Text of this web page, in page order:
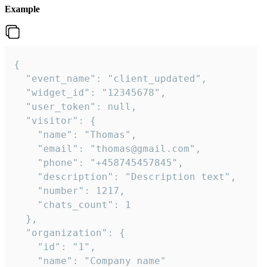
Example
{
  "event_name": "client_updated",
  "widget_id": "12345678",
  "user_token": null,
  "visitor": {
    "name": "Thomas",
    "email": "thomas@gmail.com",
    "phone": "+458745457845",
    "description": "Description text",
    "number": 1217,
    "chats_count": 1
  },
  "organization": {
    "id": "1",
    "name": "Company name"